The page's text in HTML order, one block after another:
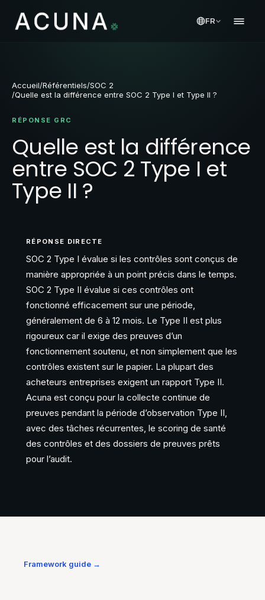
FR
Accueil/Référentiels/SOC 2
/Quelle est la différence entre SOC 2 Type I et Type II ?
RÉPONSE GRC
Quelle est la différence
entre SOC 2 Type I et
Type II ?
RÉPONSE DIRECTE
SOC 2 Type I évalue si les contrôles sont conçus de
manière appropriée à un point précis dans le temps.
SOC 2 Type II évalue si ces contrôles ont
fonctionné efficacement sur une période,
généralement de 6 à 12 mois. Le Type II est plus
rigoureux car il exige des preuves d’un
fonctionnement soutenu, et non simplement que les
contrôles existent sur le papier. La plupart des
acheteurs entreprises exigent un rapport Type II.
Acuna est conçu pour la collecte continue de
preuves pendant la période d’observation Type II,
avec des tâches récurrentes, le scoring de santé
des contrôles et des dossiers de preuves prêts
pour l’audit.
Framework guide →